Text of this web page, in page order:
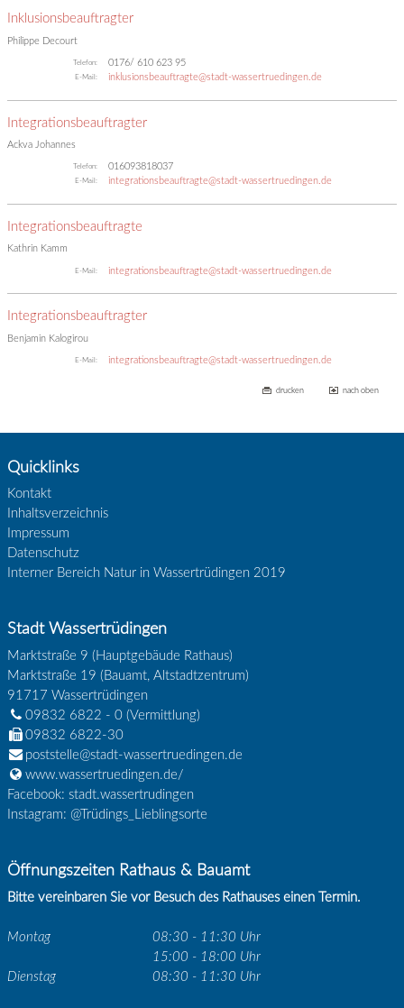
Inklusionsbeauftragter
Philippe Decourt
Telefon: 0176/ 610 623 95
E-Mail: inklusionsbeauftragte@stadt-wassertruedingen.de
Integrationsbeauftragter
Ackva Johannes
Telefon: 016093818037
E-Mail: integrationsbeauftragte@stadt-wassertruedingen.de
Integrationsbeauftragte
Kathrin Kamm
E-Mail: integrationsbeauftragte@stadt-wassertruedingen.de
Integrationsbeauftragter
Benjamin Kalogirou
E-Mail: integrationsbeauftragte@stadt-wassertruedingen.de
drucken nach oben
Quicklinks
Kontakt
Inhaltsverzeichnis
Impressum
Datenschutz
Interner Bereich Natur in Wassertrüdingen 2019
Stadt Wassertrüdingen
Marktstraße 9 (Hauptgebäude Rathaus)
Marktstraße 19 (Bauamt, Altstadtzentrum)
91717 Wassertrüdingen
09832 6822 - 0(Vermittlung)
09832 6822-30
poststelle@stadt-wassertruedingen.de
www.wassertruedingen.de/
Facebook: stadt.wassertrudingen
Instagram: @Trüdings_Lieblingsorte
Öffnungszeiten Rathaus & Bauamt
Bitte vereinbaren Sie vor Besuch des Rathauses einen Termin.
Montag
08:30 - 11:30 Uhr
15:00 - 18:00 Uhr
Dienstag
08:30 - 11:30 Uhr